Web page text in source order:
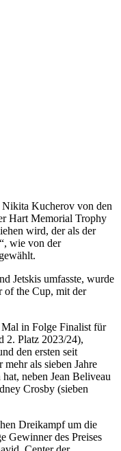
Kucherov von den
Hart Memorial Trophy
wird, der als der
wie von der
Jetskis umfasste, wurde
of the Cup, mit der
in Folge Finalist für
2. Platz 2023/24),
den ersten seit
als sieben Jahre
neben Jean Beliveau
Crosby (sieben
Dreikampf um die
Gewinner des Preises